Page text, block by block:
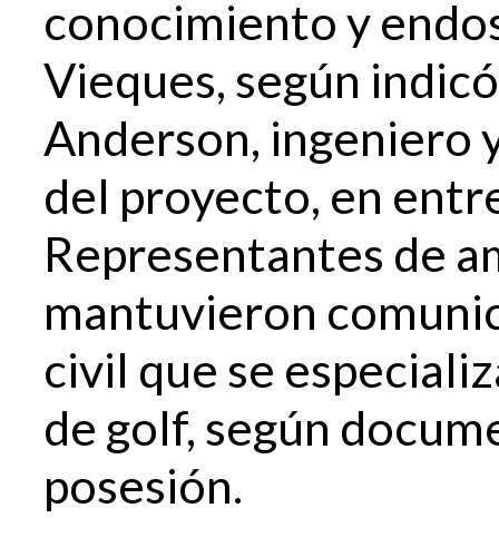
conocimiento y
Vieques, según
Anderson, ingeniero
del proyecto, en
Representantes de
mantuvieron
civil que se
de golf, según
posesión.